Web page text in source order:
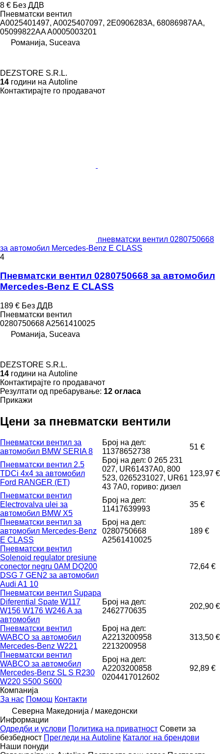
8 € Без ДДВ
Пневматски вентил
A0025401497, A0025407097, 2E0906283A, 68086987AA,
05099822AA A0005003201
Романија, Suceava
DEZSTORE S.R.L.
14 години на Autoline
Контактирајте го продавачот
пневматски вентил 0280750668
за aвтомобил Mercedes-Benz E CLASS
4
Пневматски вентил 0280750668 за aвтомобил
Mercedes-Benz E CLASS
189 € Без ДДВ
Пневматски вентил
0280750668 A2561410025
Романија, Suceava
DEZSTORE S.R.L.
14 години на Autoline
Контактирајте го продавачот
Резултати од пребарување: 12 огласа
Прикажи
Цени за пневматски вентили
Пневматски вентил за
aвтомобил BMW SERIA 8
Број на дел:
11378652738
51 €
Пневматски вентил 2.5
TDCi 4x4 за aвтомобил
Ford RANGER (ET)
Број на дел: 0 265 231
027, UR61437A0, 800
523, 0265231027, UR61
43 7A0, гориво: дизел
123,97 €
Пневматски вентил
Electrovalva ulei за
aвтомобил BMW X5
Број на дел:
11417639993
35 €
Пневматски вентил за
aвтомобил Mercedes-Benz
E CLASS
Број на дел:
0280750668
A2561410025
189 €
Пневматски вентил
Solenoid regulator presiune
conector negru 0AM DQ200
DSG 7 GEN2 за aвтомобил
Audi A1 10
72,64 €
Пневматски вентил Supapa
Diferential Spate W117
W156 W176 W246 A за
aвтомобил
Број на дел:
2462770635
202,90 €
Пневматски вентил
WABCO за aвтомобил
Mercedes-Benz W221
Број на дел:
A2213200958
2213200958
313,50 €
Пневматски вентил
WABCO за aвтомобил
Mercedes-Benz SL S R230
W220 S500 S600
Број на дел:
A2203200858
0204417012602
92,89 €
Компанија
За нас Помош Контакти
Северна Македонија / македонски
Информации
Одредби и услови Политика на приватност Совети за
безбедност Прегледи на Autoline Каталог на брендови
Наши понуди